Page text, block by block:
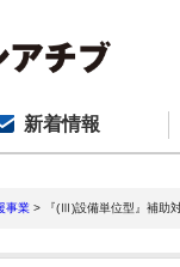
新着情報
事業 > 『(Ⅲ)設備単位型』補助